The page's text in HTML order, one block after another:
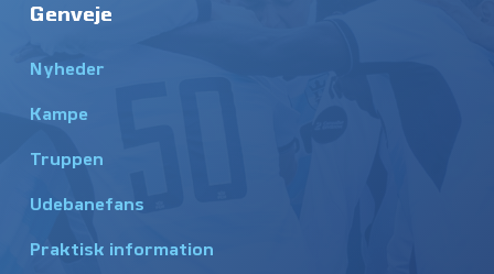
Genveje
Nyheder
Kampe
Truppen
Udebanefans
Praktisk information